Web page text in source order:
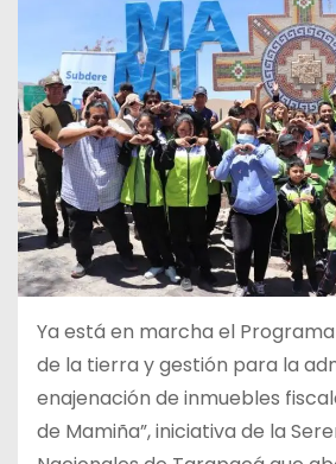
Ya está en marcha el
de la tierra y gestión para la
enajenación de inmuebles
de Mamiña”, iniciativa de la